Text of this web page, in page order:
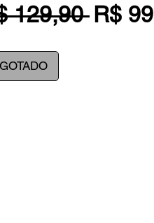
129,90 Preço
R$